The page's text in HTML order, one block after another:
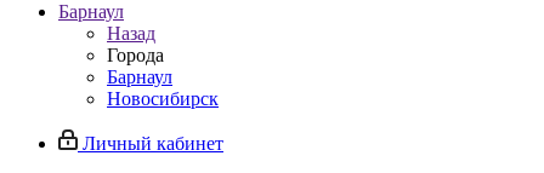
Барнаул
Назад
Города
Барнаул
Новосибирск
Личный кабинет